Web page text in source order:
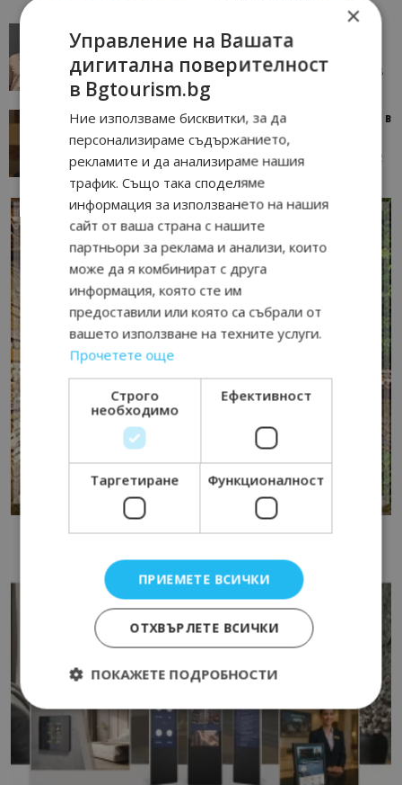
AI в туризма: защо камериерка може да се
окаже по-трудна за...
AI Travel Economy с Елица Стоилова 05/08/2026 08:28
Тим Браун: Хотелите губят пари заради грешки в
данните и липсващи...
AI Travel Economy с Елица Стоилова 13/07/2026 09:02
×
Управление на Вашата
дигитална поверителност
в Bgtourism.bg
Ние използваме бисквитки, за да
персонализираме съдържанието,
рекламите и да анализираме нашия
трафик. Също така споделяме
информация за използването на нашия
сайт от ваша страна с нашите
партньори за реклама и анализи, които
може да я комбинират с друга
информация, която сте им
предоставили или която са събрали от
вашето използване на техните услуги.
Прочетете още
Строго
необходимо
Ефективност
Таргетиране Функционалност
ПРИЕМЕТЕ ВСИЧКИ
ОТХВЪРЛЕТЕ ВСИЧКИ
ПОКАЖЕТЕ ПОДРОБНОСТИ
Строго необходимо
Ефективност
Таргетиране
Функционалност